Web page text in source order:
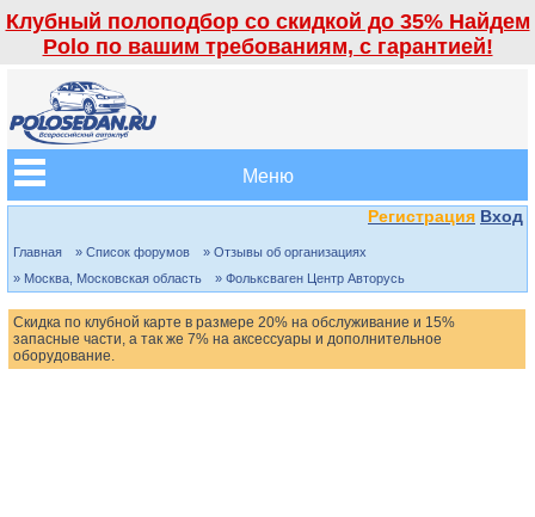
Клубный полоподбор со скидкой до 35% Найдем
Polo по вашим требованиям, с гарантией!
Меню
Регистрация Вход
Главная » Список форумов
» Отзывы об организациях
» Москва, Московская область
» Фольксваген Центр Авторусь
Скидка по клубной карте в размере 20% на обслуживание и 15%
запасные части, а так же 7% на аксессуары и дополнительное
оборудование.